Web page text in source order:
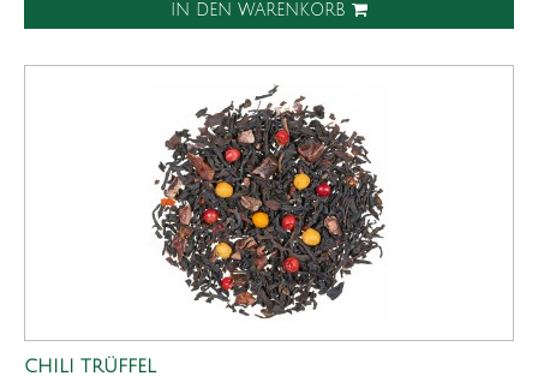
IN DEN WARENKORB
CHILI TRÜFFEL